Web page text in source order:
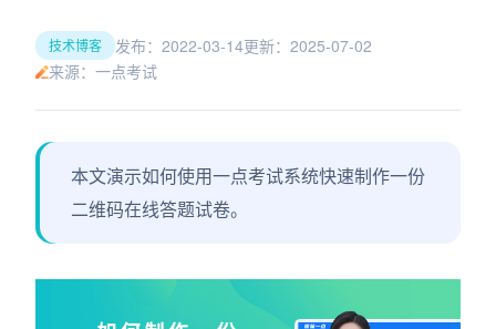
技术博客 发布：2022-03-14更新：2025-07-02
来源：一点考试
本文演示如何使用一点考试系统快速制作一份
二维码在线答题试卷。